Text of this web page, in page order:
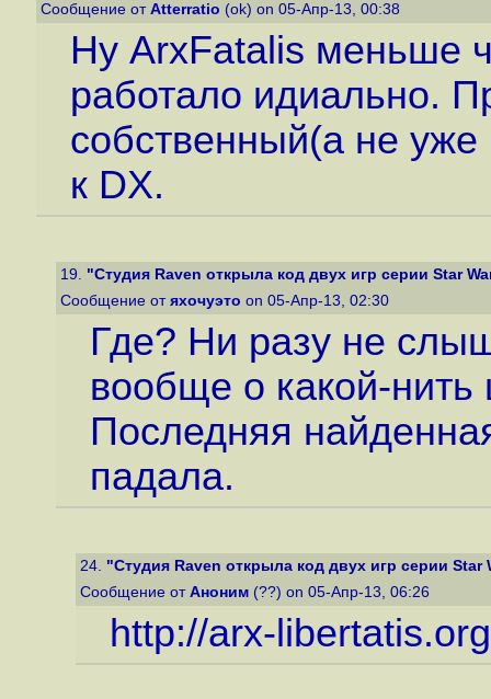
Сообщение от Atterratio (ok) on 05-Апр-13, 00:38
Ну ArxFatalis меньше
работало идиально.
собственный(а не
к DX.
19. "Студия Raven открыла код двух игр серии Star
Сообщение от яхочуэто on 05-Апр-13, 02:30
Где? Ни разу не
вообще о какой-
Последняя
падала.
24. "Студия Raven открыла код двух игр серии Star
Сообщение от Аноним (??) on 05-Апр-13, 06:26
http://arx-libertatis.org